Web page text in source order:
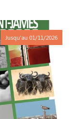
Jusqu'au 01/11/2026